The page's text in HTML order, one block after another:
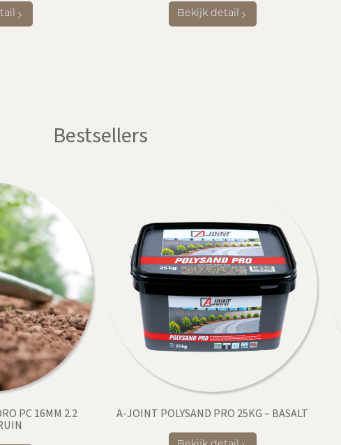
Bekijk detail
Bestsellers
PC 16MM 2.2 A-JOINT POLYSAND PRO 25KG – BASALT